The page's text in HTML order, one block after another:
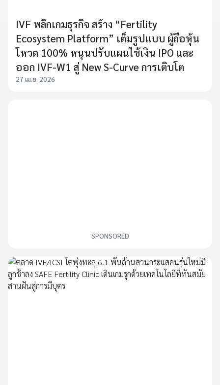
IVF พลิกเกมธุรกิจ สร้าง “Fertility
Ecosystem Platform” เต็มรูปแบบ ผู้ถือหุ้น
โหวต 100% หนุนปรับแผนใช้เงิน IPO และ
ออก IVF-W1 สู่ New S-Curve การเติบโต
27 เม.ย. 2026
SPONSORED